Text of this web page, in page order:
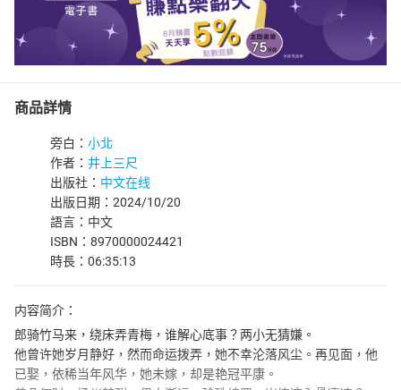
商品詳情
旁白： 小北
作者： 井上三尺
出版社： 中文在线
出版日期：2024/10/20
語言：中文
ISBN：8970000024421
時長：06:35:13
内容简介：
郎骑竹马来，绕床弄青梅，谁解心底事？两小无猜嫌。
他曾许她岁月静好，然而命运拨弄，她不幸沦落风尘。再见面，他
已娶，依稀当年风华，她未嫁，却是艳冠平康。